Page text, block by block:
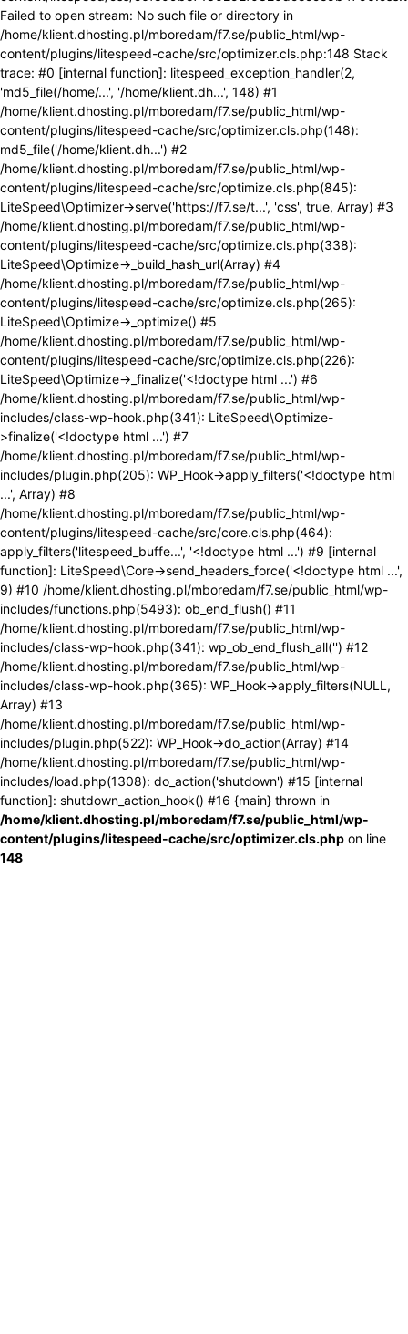
Failed to open stream: No such file or directory in
/home/klient.dhosting.pl/mboredam/f7.se/public_html/wp-
content/plugins/litespeed-cache/src/optimizer.cls.php:148 Stack
trace: #0 [internal function]: litespeed_exception_handler(2,
'md5_file(/home/...', '/home/klient.dh...', 148) #1
/home/klient.dhosting.pl/mboredam/f7.se/public_html/wp-
content/plugins/litespeed-cache/src/optimizer.cls.php(148):
md5_file('/home/klient.dh...') #2
/home/klient.dhosting.pl/mboredam/f7.se/public_html/wp-
content/plugins/litespeed-cache/src/optimize.cls.php(845):
LiteSpeed\Optimizer->serve('https://f7.se/t...', 'css', true, Array) #3
/home/klient.dhosting.pl/mboredam/f7.se/public_html/wp-
content/plugins/litespeed-cache/src/optimize.cls.php(338):
LiteSpeed\Optimize->_build_hash_url(Array) #4
/home/klient.dhosting.pl/mboredam/f7.se/public_html/wp-
content/plugins/litespeed-cache/src/optimize.cls.php(265):
LiteSpeed\Optimize->_optimize() #5
/home/klient.dhosting.pl/mboredam/f7.se/public_html/wp-
content/plugins/litespeed-cache/src/optimize.cls.php(226):
LiteSpeed\Optimize->_finalize('<!doctype html ...') #6
/home/klient.dhosting.pl/mboredam/f7.se/public_html/wp-
includes/class-wp-hook.php(341): LiteSpeed\Optimize-
>finalize('<!doctype html ...') #7
/home/klient.dhosting.pl/mboredam/f7.se/public_html/wp-
includes/plugin.php(205): WP_Hook->apply_filters('<!doctype html
...', Array) #8
/home/klient.dhosting.pl/mboredam/f7.se/public_html/wp-
content/plugins/litespeed-cache/src/core.cls.php(464):
apply_filters('litespeed_buffe...', '<!doctype html ...') #9 [internal
function]: LiteSpeed\Core->send_headers_force('<!doctype html ...',
9) #10 /home/klient.dhosting.pl/mboredam/f7.se/public_html/wp-
includes/functions.php(5493): ob_end_flush() #11
/home/klient.dhosting.pl/mboredam/f7.se/public_html/wp-
includes/class-wp-hook.php(341): wp_ob_end_flush_all('') #12
/home/klient.dhosting.pl/mboredam/f7.se/public_html/wp-
includes/class-wp-hook.php(365): WP_Hook->apply_filters(NULL,
Array) #13
/home/klient.dhosting.pl/mboredam/f7.se/public_html/wp-
includes/plugin.php(522): WP_Hook->do_action(Array) #14
/home/klient.dhosting.pl/mboredam/f7.se/public_html/wp-
includes/load.php(1308): do_action('shutdown') #15 [internal
function]: shutdown_action_hook() #16 {main} thrown in
/home/klient.dhosting.pl/mboredam/f7.se/public_html/wp-
content/plugins/litespeed-cache/src/optimizer.cls.php on line
148